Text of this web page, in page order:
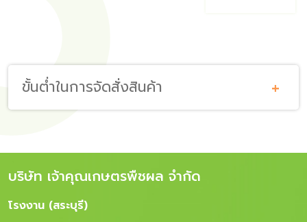
ติดต่อเรา
ขั้นต่ำในการจัดสั่งสินค้า
บริษัท เจ้าคุณเกษตรพืชผล จำกัด
โรงงาน (สระบุรี)